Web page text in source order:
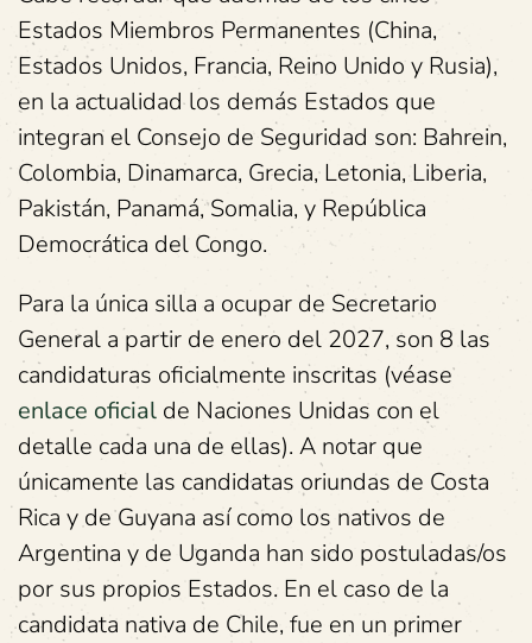
Estados Miembros Permanentes (China,
Estados Unidos, Francia, Reino Unido y Rusia),
en la actualidad los demás Estados que
integran el Consejo de Seguridad son: Bahrein,
Colombia, Dinamarca, Grecia, Letonia, Liberia,
Pakistán, Panamá, Somalia, y República
Democrática del Congo.
Para la única silla a ocupar de Secretario
General a partir de enero del 2027, son 8 las
candidaturas oficialmente inscritas (véase
enlace oficial de Naciones Unidas con el
detalle cada una de ellas). A notar que
únicamente las candidatas oriundas de Costa
Rica y de Guyana así como los nativos de
Argentina y de Uganda han sido postuladas/os
por sus propios Estados. En el caso de la
candidata nativa de Chile, fue en un primer